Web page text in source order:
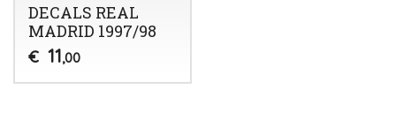
DECALS REAL
MADRID 1997/98
€ 11,00